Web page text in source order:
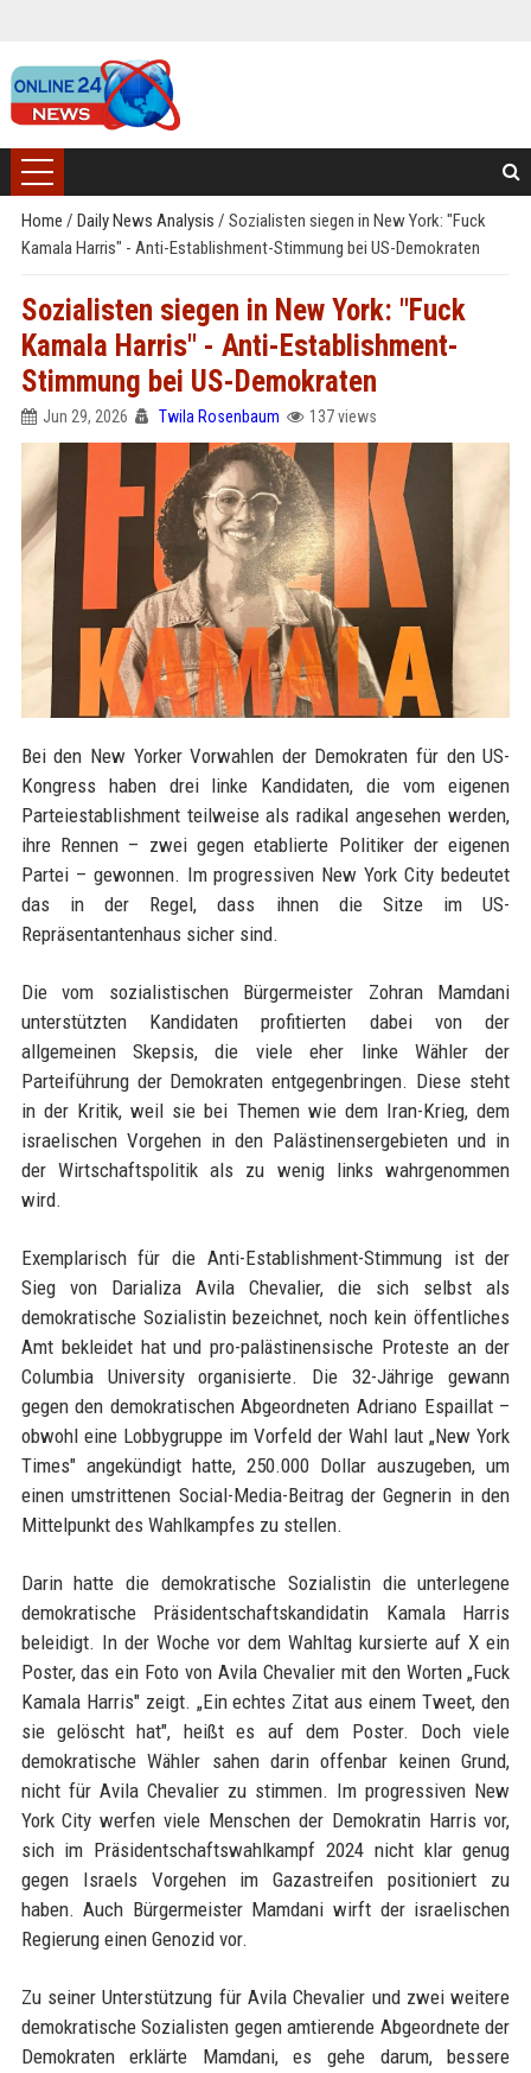
Home / Daily News Analysis / Sozialisten siegen in New York: "Fuck
Kamala Harris" - Anti-Establishment-Stimmung bei US-Demokraten
Sozialisten siegen in New York: "Fuck
Kamala Harris" - Anti-Establishment-
Stimmung bei US-Demokraten
Jun 29, 2026 Twila Rosenbaum 137 views
Bei den New Yorker Vorwahlen der Demokraten für den US-
Kongress haben drei linke Kandidaten, die vom eigenen
Parteiestablishment teilweise als radikal angesehen werden,
ihre Rennen – zwei gegen etablierte Politiker der eigenen
Partei – gewonnen. Im progressiven New York City bedeutet
das in der Regel, dass ihnen die Sitze im US-
Repräsentantenhaus sicher sind.
Die vom sozialistischen Bürgermeister Zohran Mamdani
unterstützten Kandidaten profitierten dabei von der
allgemeinen Skepsis, die viele eher linke Wähler der
Parteiführung der Demokraten entgegenbringen. Diese steht
in der Kritik, weil sie bei Themen wie dem Iran-Krieg, dem
israelischen Vorgehen in den Palästinensergebieten und in
der Wirtschaftspolitik als zu wenig links wahrgenommen
wird.
Exemplarisch für die Anti-Establishment-Stimmung ist der
Sieg von Darializa Avila Chevalier, die sich selbst als
demokratische Sozialistin bezeichnet, noch kein öffentliches
Amt bekleidet hat und pro-palästinensische Proteste an der
Columbia University organisierte. Die 32-Jährige gewann
gegen den demokratischen Abgeordneten Adriano Espaillat –
obwohl eine Lobbygruppe im Vorfeld der Wahl laut „New York
Times" angekündigt hatte, 250.000 Dollar auszugeben, um
einen umstrittenen Social-Media-Beitrag der Gegnerin in den
Mittelpunkt des Wahlkampfes zu stellen.
Darin hatte die demokratische Sozialistin die unterlegene
demokratische Präsidentschaftskandidatin Kamala Harris
beleidigt. In der Woche vor dem Wahltag kursierte auf X ein
Poster, das ein Foto von Avila Chevalier mit den Worten „Fuck
Kamala Harris" zeigt. „Ein echtes Zitat aus einem Tweet, den
sie gelöscht hat", heißt es auf dem Poster. Doch viele
demokratische Wähler sahen darin offenbar keinen Grund,
nicht für Avila Chevalier zu stimmen. Im progressiven New
York City werfen viele Menschen der Demokratin Harris vor,
sich im Präsidentschaftswahlkampf 2024 nicht klar genug
gegen Israels Vorgehen im Gazastreifen positioniert zu
haben. Auch Bürgermeister Mamdani wirft der israelischen
Regierung einen Genozid vor.
Zu seiner Unterstützung für Avila Chevalier und zwei weitere
demokratische Sozialisten gegen amtierende Abgeordnete der
Demokraten erklärte Mamdani, es gehe darum, bessere